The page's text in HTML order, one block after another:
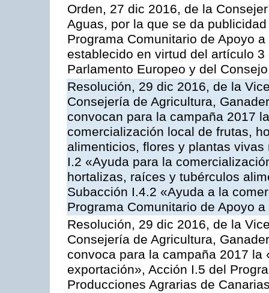
Orden, 27 dic 2016, de la
Aguas, por la que se da
Programa Comunitario de Apoyo
establecido en virtud del artículo
Parlamento Europeo y del Consejo
Resolución, 29 dic 2016, de la
Consejería de Agricultura,
convocan para la campaña 2017
comercialización local de frutas,
alimenticios, flores y plantas
I.2 «Ayuda para la
hortalizas, raíces y tubérculos
Subacción I.4.2 «Ayuda a la
Programa Comunitario de Apoyo
Resolución, 29 dic 2016, de la
Consejería de Agricultura,
convoca para la campaña 2017
exportación», Acción I.5 del
Producciones Agrarias de